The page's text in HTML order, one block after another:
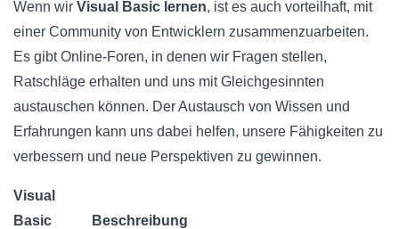
Wenn wir Visual Basic lernen, ist es auch vorteilhaft, mit
einer Community von Entwicklern zusammenzuarbeiten.
Es gibt Online-Foren, in denen wir Fragen stellen,
Ratschläge erhalten und uns mit Gleichgesinnten
austauschen können. Der Austausch von Wissen und
Erfahrungen kann uns dabei helfen, unsere Fähigkeiten zu
verbessern und neue Perspektiven zu gewinnen.
Visual
Basic
Beschreibung